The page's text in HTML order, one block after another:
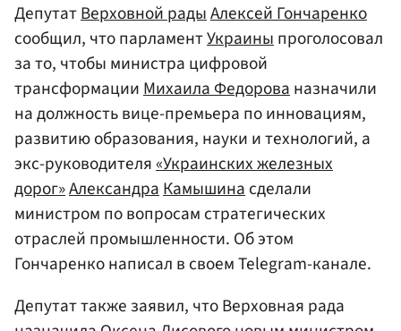
ДепутатВерховной радыАлексей Гончаренко
сообщил, что парламентУкраиныпроголосовал
за то, чтобы министра цифровой
трансформацииМихаила Федорованазначили
на должность вице-премьера по инновациям,
развитию образования, науки и технологий, а
экс-руководителя«Украинских железных
дорог»АлександраКамышинасделали
министром по вопросам стратегических
отраслей промышленности. Об этом
Гончаренко написал в своем Telegram-канале.
Депутат также заявил, что Верховная рада